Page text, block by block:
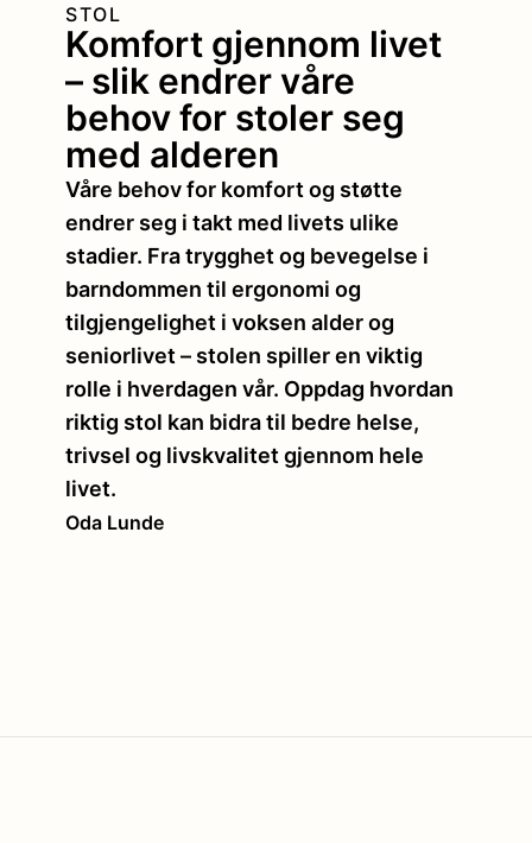
Komfort gjennom livet
– slik endrer våre
behov for stoler seg
med alderen
STOL
Våre behov for komfort og støtte
endrer seg i takt med livets ulike
stadier. Fra trygghet og bevegelse i
barndommen til ergonomi og
tilgjengelighet i voksen alder og
seniorlivet – stolen spiller en viktig
rolle i hverdagen vår. Oppdag hvordan
riktig stol kan bidra til bedre helse,
trivsel og livskvalitet gjennom hele
livet.
Oda Lunde